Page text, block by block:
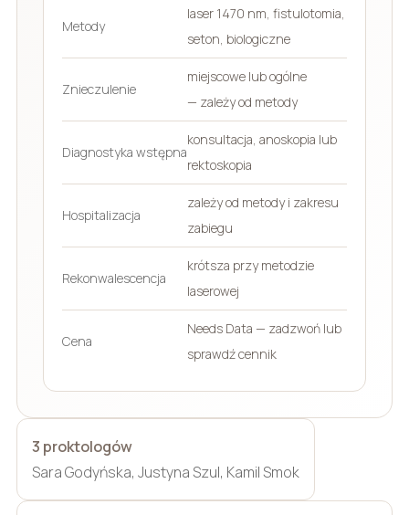
Metody
laser 1470 nm, fistulotomia,
seton, biologiczne
Znieczulenie
miejscowe lub ogólne
— zależy od metody
Diagnostyka wstępna
konsultacja, anoskopia lub
rektoskopia
Hospitalizacja
zależy od metody i zakresu
zabiegu
Rekonwalescencja
krótsza przy metodzie
laserowej
Cena
Needs Data — zadzwoń lub
sprawdź cennik
3 proktologów
Sara Godyńska, Justyna Szul, Kamil Smok